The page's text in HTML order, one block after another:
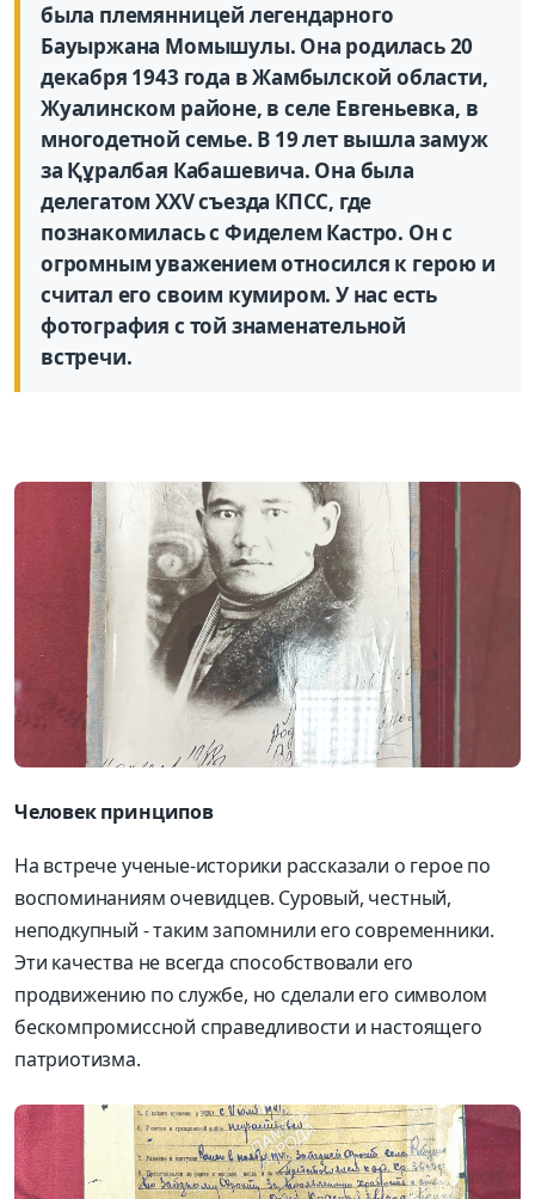
была племянницей легендарного
Бауыржана Момышулы. Она родилась 20
декабря 1943 года в Жамбылской области,
Жуалинском районе, в селе Евгеньевка, в
многодетной семье. В 19 лет вышла замуж
за Құралбая Кабашевича. Она была
делегатом XXV съезда КПСС, где
познакомилась с Фиделем Кастро. Он с
огромным уважением относился к герою и
считал его своим кумиром. У нас есть
фотография с той знаменательной
встречи.
Человек принципов
На встрече ученые-историки рассказали о герое по
воспоминаниям очевидцев. Суровый, честный,
неподкупный - таким запомнили его современники.
Эти качества не всегда способствовали его
продвижению по службе, но сделали его символом
бескомпромиссной справедливости и настоящего
патриотизма.